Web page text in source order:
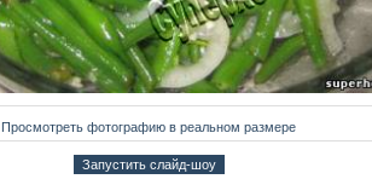
Просмотреть фотографию в реальном размере